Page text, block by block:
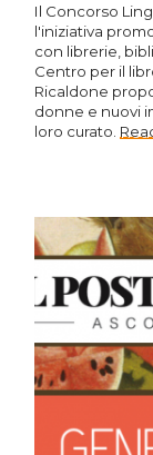
Il Concorso
l'iniziativa
con librerie,
Centro per il
Ricaldone
donne e nuovi
loro curato.